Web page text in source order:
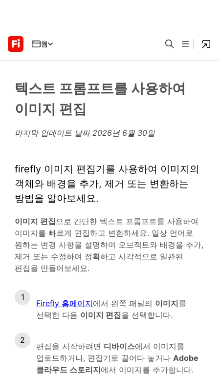
웹
텍스트 프롬프트를 사용하여
이미지 편집
마지막 업데이트 날짜 2026년 6월 30일
firefly 이미지 편집기를 사용하여 이미지의
객체와 배경을 추가, 제거 또는 변환하는
방법을 알아보세요.
이미지 편집으로 간단한 텍스트 프롬프트를 사용하여
이미지를 빠르게 편집하고 변환하세요. 일상 언어로
원하는 변경 사항을 설명하여 오브젝트와 배경을 추가,
제거 또는 수정하여 정확하고 시각적으로 일관된
편집을 만들어보세요.
Firefly 홈페이지에서 왼쪽 패널의 이미지를
선택한 다음 이미지 편집을 선택합니다.
편집을 시작하려면 디바이스에서 이미지를
업로드하거나, 편집기로 끌어다 놓거나 Adobe
클라우드 스토리지에서 이미지를 추가합니다.